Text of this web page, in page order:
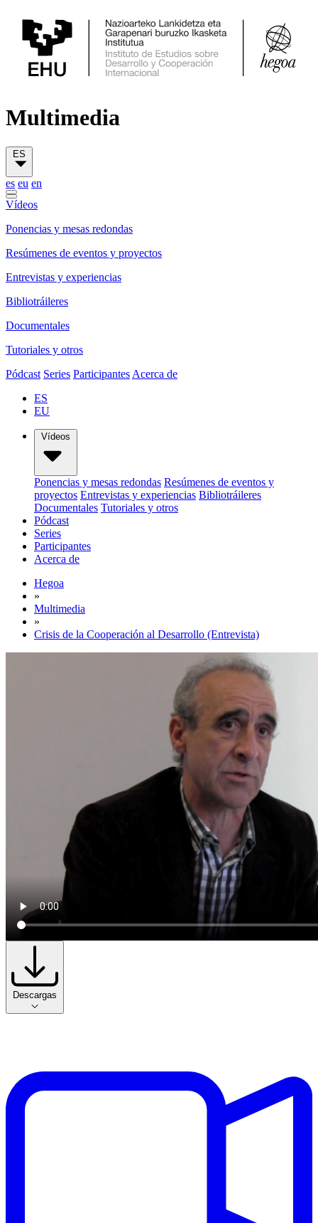
Multimedia
ES
es eu en
Vídeos
Ponencias y mesas redondas
Resúmenes de eventos y proyectos
Entrevistas y experiencias
Bibliotráileres
Documentales
Tutoriales y otros
Pódcast Series Participantes Acerca de
ES
EU
Vídeos
Ponencias y mesas redondas Resúmenes de eventos y
proyectos Entrevistas y experiencias Bibliotráileres
Documentales Tutoriales y otros
Pódcast
Series
Participantes
Acerca de
Hegoa
»
Multimedia
»
Crisis de la Cooperación al Desarrollo (Entrevista)
Descargas